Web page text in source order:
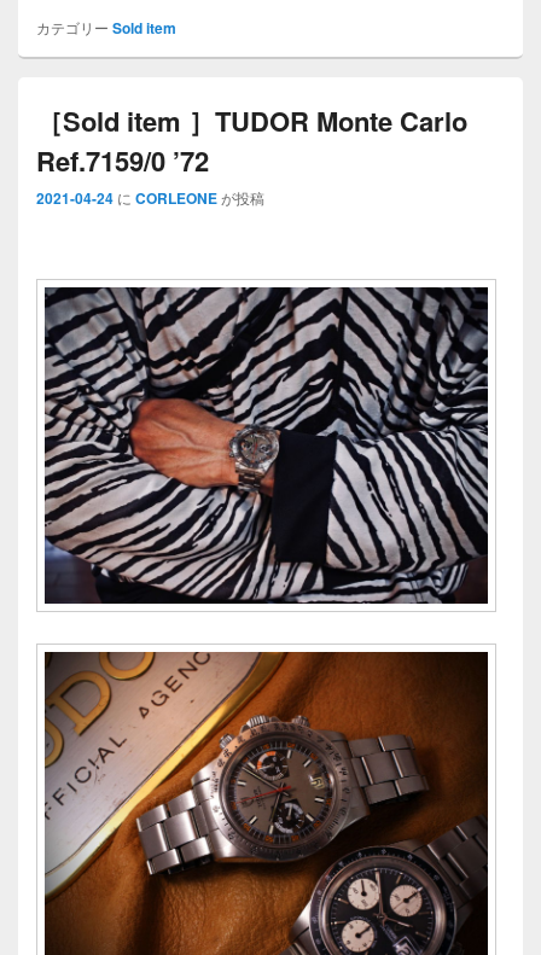
カテゴリー Sold item
［Sold item ］TUDOR Monte Carlo
Ref.7159/0 ’72
2021-04-24 に CORLEONEが投稿